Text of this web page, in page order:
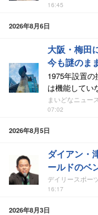
16:45
2026年8月6日
大阪・梅田
今も謎のま
1975年設置
は機能してい
まいどなニュース
07:02
2026年8月5日
ダイアン・
ールドのベ
デイリースポー
16:17
2026年8月3日